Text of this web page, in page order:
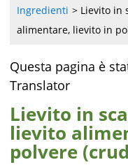
Ingredienti
Lievito in
alimentare, lievito in
Questa pagina è
Translator
Lievito in
lievito
polvere